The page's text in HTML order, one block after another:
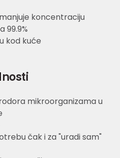
koncentraciju
99.9%
kod kuće
mikroorganizama u
čak i za "uradi sam"